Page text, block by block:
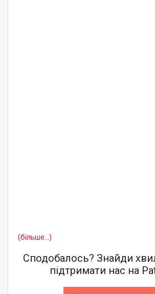
(більше…)
Сподобалось? Знайди
підтримати нас на